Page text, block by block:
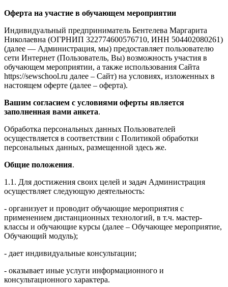
Оферта на участие в обучающем мероприятии
Индивидуальный предприниматель Бентелева Маргарита
Николаевна (ОГРНИП 322774600576710, ИНН 504402080261)
(далее — Администрация, мы) предоставляет пользователю
сети Интернет (Пользователь, Вы) возможность участия в
обучающем мероприятии, а также использования Сайта
https://sewschool.ru далее – Сайт) на условиях, изложенных в
настоящем оферте (далее – оферта).
Вашим согласием с условиями оферты является
заполненная вами анкета.
Обработка персональных данных Пользователей
осуществляется в соответствии с Политикой обработки
персональных данных, размещенной здесь же.
Общие положения.
1.1. Для достижения своих целей и задач Администрация
осуществляет следующую деятельность:
- организует и проводит обучающие мероприятия с
применением дистанционных технологий, в т.ч. мастер-
классы и обучающие курсы (далее – Обучающее мероприятие,
Обучающий модуль);
- дает индивидуальные консультации;
- оказывает иные услуги информационного и
консультационного характера.